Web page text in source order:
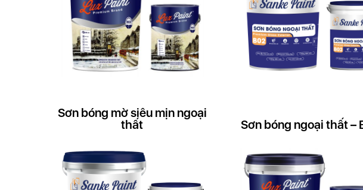
Sơn bóng mờ siêu mịn ngoại
thất
Sơn bóng ngoại thất –